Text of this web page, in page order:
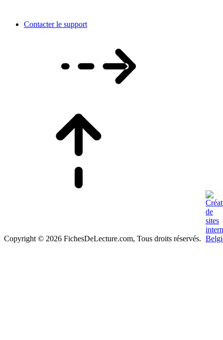
Contacter le support
Copyright © 2026 FichesDeLecture.com, Tous droits réservés.